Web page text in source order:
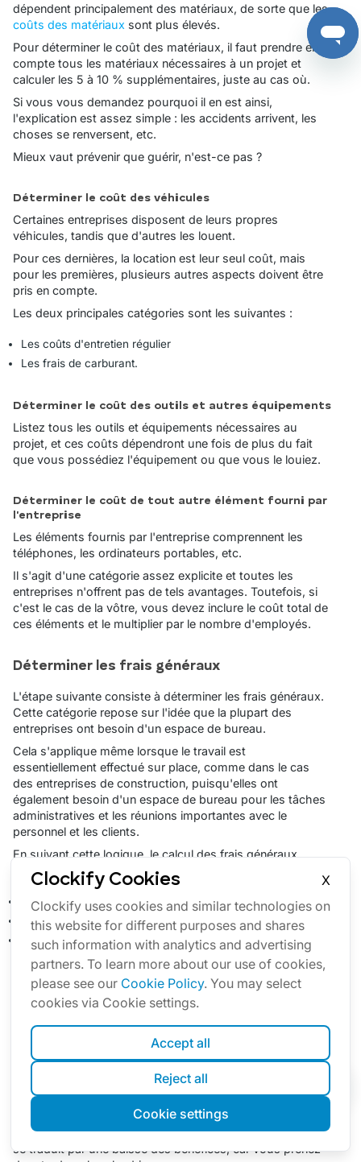
dépendent principalement des matériaux, de sorte que les
coûts des matériaux sont plus élevés.
Pour déterminer le coût des matériaux, il faut prendre en
compte tous les matériaux nécessaires à un projet et
calculer les 5 à 10 % supplémentaires, juste au cas où.
Si vous vous demandez pourquoi il en est ainsi,
l'explication est assez simple : les accidents arrivent, les
choses se renversent, etc.
Mieux vaut prévenir que guérir, n'est-ce pas ?
Déterminer le coût des véhicules
Certaines entreprises disposent de leurs propres
véhicules, tandis que d'autres les louent.
Pour ces dernières, la location est leur seul coût, mais
pour les premières, plusieurs autres aspects doivent être
pris en compte.
Les deux principales catégories sont les suivantes :
Les coûts d'entretien régulier
Les frais de carburant.
Déterminer le coût des outils et autres équipements
Listez tous les outils et équipements nécessaires au
projet, et ces coûts dépendront une fois de plus du fait
que vous possédiez l'équipement ou que vous le louiez.
Déterminer le coût de tout autre élément fourni par
l'entreprise
Les éléments fournis par l'entreprise comprennent les
téléphones, les ordinateurs portables, etc.
Il s'agit d'une catégorie assez explicite et toutes les
entreprises n'offrent pas de tels avantages. Toutefois, si
c'est le cas de la vôtre, vous devez inclure le coût total de
ces éléments et le multiplier par le nombre d'employés.
Déterminer les frais généraux
L'étape suivante consiste à déterminer les frais généraux.
Cette catégorie repose sur l'idée que la plupart des
entreprises ont besoin d'un espace de bureau.
Cela s'applique même lorsque le travail est
essentiellement effectué sur place, comme dans le cas
des entreprises de construction, puisqu'elles ont
également besoin d'un espace de bureau pour les tâches
administratives et les réunions importantes avec le
personnel et les clients.
En suivant cette logique, le calcul des frais généraux
implique d'inclure les coûts :
du loyer,
des services publics et
du matériel de bureau.
Déterminer d'autres dépenses éventuelles
Même si les trois premières catégories peuvent
représenter tout ce que vous devez couvrir lorsque vous
calculez les coûts du matériel et de l'équipement, il est
parfois nécessaire d'inclure d'autres dépenses
Pensez aux cas où les matériaux sont livrés en retard ou
qu'une pièce d'équipement est cassée, par exemple. Cela
peut ralentir ou retarder l'ensemble du processus, ce qui
se traduit par une baisse des bénéfices, car vous prenez
Clockify Cookies
X
Clockify uses cookies and similar technologies on
this website for different purposes and shares
such information with analytics and advertising
partners. To learn more about our use of cookies,
please see our Cookie Policy. You may select
cookies via Cookie settings.
Accept all
Reject all
Cookie settings